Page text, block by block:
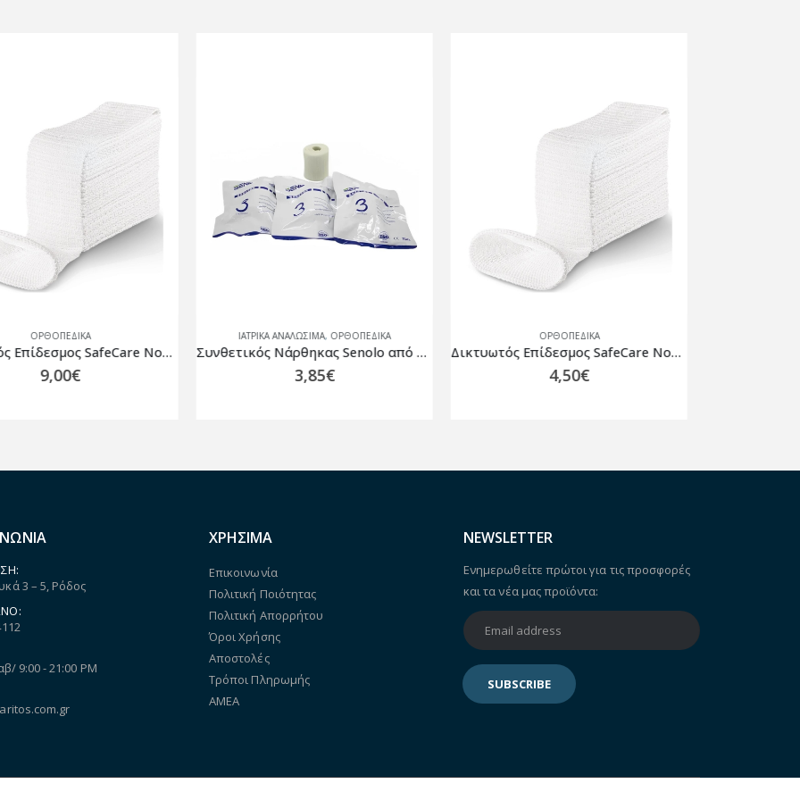
ΙΑΤΡΙΚΑ ΑΝΑΛΩΣΙΜΑ,ΟΡΘΟΠΕΔΙΚΆ
3,85
ΟΡΘΟΠΕΔΙΚΆ
4,50
ΟΡΘΟΠΕΔΙΚΆ
BSN Medical Tensoplast 7,5cm x 4,5m
14,50
3 – 5, Ρόδος
9:00 - 21:00 PM
ΧΡΗΣΙΜΑ
Επικοινωνία
Πολιτική Ποιότητας
Πολιτική Απορρήτου
Όροι Χρήσης
Αποστολές
Τρόποι Πληρωμής
ΑΜΕΑ
NEWSLETTER
Ενημερωθείτε πρώτοι για τις προσφορές
και τα νέα μας προϊόντα: